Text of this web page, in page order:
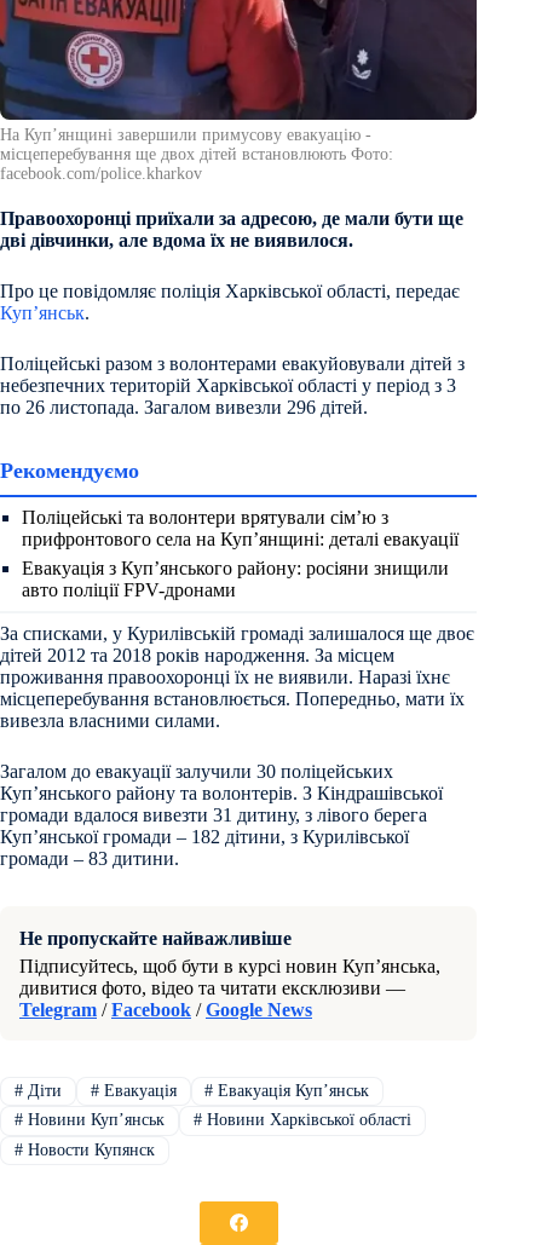
На Купʼянщині завершили примусову евакуацію -
місцеперебування ще двох дітей встановлюють Фото:
facebook.com/police.kharkov
Правоохоронці приїхали за адресою, де мали бути ще
дві дівчинки, але вдома їх не виявилося.
Про це повідомляє поліція Харківської області, передає
Куп’янськ.
Поліцейські разом з волонтерами евакуйовували дітей з
небезпечних територій Харківської області у період з 3
по 26 листопада. Загалом вивезли 296 дітей.
Рекомендуємо
Поліцейські та волонтери врятували сім’ю з
прифронтового села на Куп’янщині: деталі евакуації
Евакуація з Куп’янського району: росіяни знищили
авто поліції FPV-дронами
За списками, у Курилівській громаді залишалося ще двоє
дітей 2012 та 2018 років народження. За місцем
проживання правоохоронці їх не виявили. Наразі їхнє
місцеперебування встановлюється. Попередньо, мати їх
вивезла власними силами.
Загалом до евакуації залучили 30 поліцейських
Куп’янського району та волонтерів. З Кіндрашівської
громади вдалося вивезти 31 дитину, з лівого берега
Куп’янської громади – 182 дітини, з Курилівської
громади – 83 дитини.
Не пропускайте найважливіше
Підписуйтесь, щоб бути в курсі новин Куп’янська,
дивитися фото, відео та читати ексклюзиви —
Telegram /Facebook /Google News
#Діти #Евакуація # Евакуація Купʼянськ
#Новини Купʼянськ #Новини Харківської області
#Новости Купянск